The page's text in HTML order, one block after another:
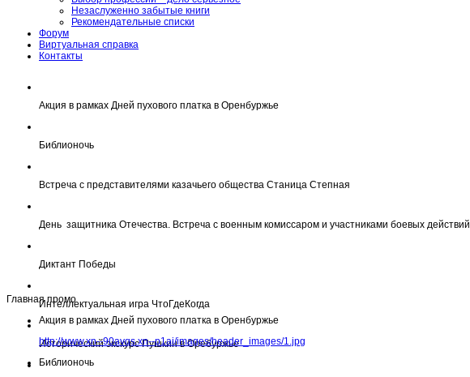
Незаслуженно забытые книги
Рекомендательные списки
Форум
Виртуальная справка
Контакты
Акция в рамках Дней пухового платка в Оренбуржье
Библионочь
Встреча с представителями казачьего общества Станица Степная
День защитника Отечества. Встреча с военным комиссаром и участниками боевых действий
Диктант Победы
Интеллектуальная игра ЧтоГдеКогда
Исторический экскурс Пушкин в Оребуржье
Главная промо
Акция в рамках Дней пухового платка в Оренбуржье
http://www.xn--90avqs.xn--p1ai/images/header_images/1.jpg
Библионочь